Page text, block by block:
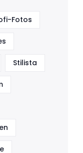
Fotos
Stilista